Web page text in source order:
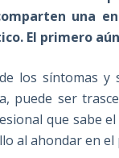
una
El primero
los síntomas y
puede ser
que sabe
al ahondar en